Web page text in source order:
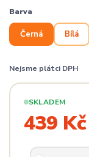
Barva
Černá Bílá
Nejsme plátci DPH
SKLADEM
439